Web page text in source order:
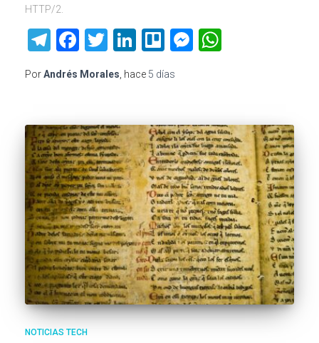
HTTP/2.
Telegram
Facebook
Twitter
LinkedIn
TrelloMessenger
PorAndrés Morales , hace 5 días
NOTICIAS TECH